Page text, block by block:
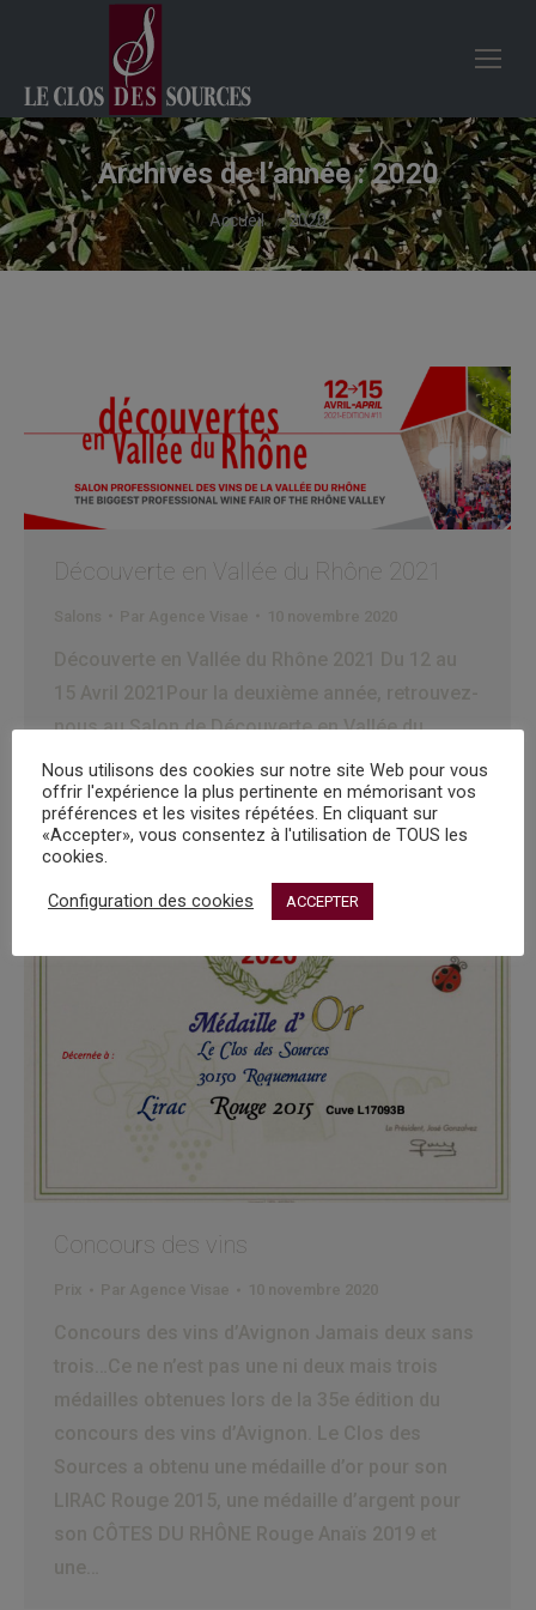
Archives de l’année :2020
Vous êtes ici :
Accueil 2020
Découverte en Vallée du Rhône 2021
Agence Visae 10 novembre 2020
Découverte en Vallée du Rhône 2021 Du 12 au
15 Avril 2021Pour la deuxième année, retrouvez-
nous au Salon de Découverte en Vallée du
Rhône au printemps 2021 du 12 au 15 Avril dans
le somptueux Palais des Papes à Avignon.
Concours des vins
Prix Par Agence Visae 10 novembre 2020
Concours des vins d’Avignon Jamais deux sans
trois…Ce ne n’est pas une ni deux mais trois
médailles obtenues lors de la 35e édition du
concours des vins d’Avignon. Le Clos des
Sources a obtenu une médaille d’or pour son
LIRAC Rouge 2015, une médaille d’argent pour
son CÔTES DU RHÔNE Rouge Anaïs 2019 et
une…
Nous utilisons des cookies sur notre site Web pour vous
offrir l'expérience la plus pertinente en mémorisant vos
préférences et les visites répétées. En cliquant sur
«Accepter», vous consentez à l'utilisation de TOUS les
cookies.
Configuration des cookies ACCEPTER